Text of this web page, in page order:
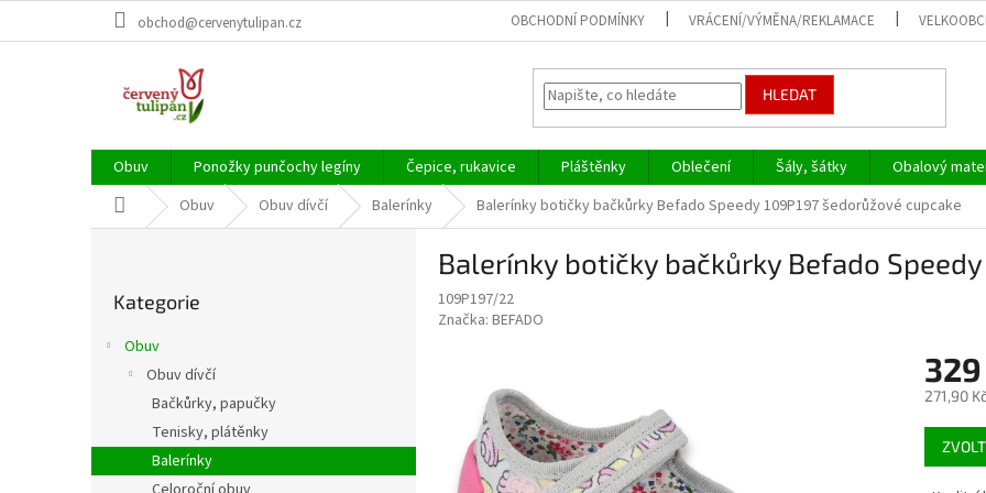
obchod@cervenytulipan.cz OBCHODNÍ PODMÍNKY VRÁCENÍ/VÝMĚNA/REKLAMACE
HLEDAT
Obuv Ponožky punčochy legíny Čepice, rukavice Pláštěnky Oblečení Šály, šátky Obalový
Domů Obuv Obuv dívčí Balerínky Balerínky botičky bačkůrky Befado Speedy 109P197 šedorůžové cupcake
a
kategorie
Kategorie
Obuv
Obuv dívčí
Bačkůrky, papučky
Tenisky, plátěnky
Balerínky
Balerínky botičky bačkůrky Befado
109P197/22
Značka: BEFADO
271,90
Měrná
cena: